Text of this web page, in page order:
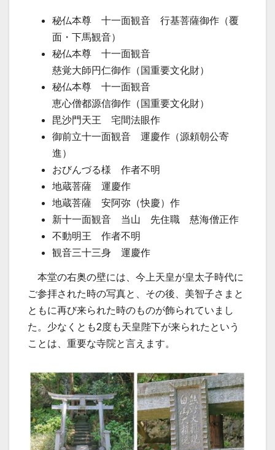
秘仏本尊 十一面観音 行基菩薩御作（覆
面・下馬観音）
秘仏本尊 十一面観音
慈覚大師円仁御作 （国重要文化財）
秘仏本尊 十一面観音
恵心僧都源信御作 （国重要文化財）
毘沙門天王 宅間法眼作
御前立十一面観音 運慶作（源頼朝公寄
進）
おびんづる様 作者不明
地蔵菩薩 運慶作
地蔵菩薩 安阿弥（快慶）作
新十一面観音 当山 先住職 慈海僧正作
不動明王 作者不明
観音三十三身 運慶作
本堂の右奥の壁には、今上天皇が皇太子時代に
ご参拝された時の写真と、その後、美智子さまと
ともに再び来られた時のものが飾られていまし
た。少なくとも2度も天皇陛下が来られたという
ことは、重要な寺院と言えます。